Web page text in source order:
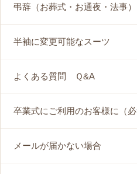
弔辞（お葬式・お通夜・法事
半袖に変更可能なスーツ
よくある質問 Ｑ&A
卒業式にご利用のお客様に（必
メールが届かない場合